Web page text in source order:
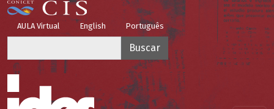
Pasar al contenido principal
Top Menu
AULA Virtual English Português
Menú principal